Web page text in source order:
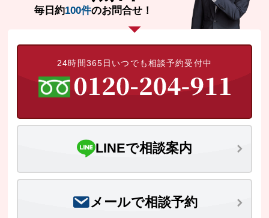
毎日約100件のお問合せ！
24時間365日いつでも相談予約受付中
LINEで相談案内
メールで相談予約